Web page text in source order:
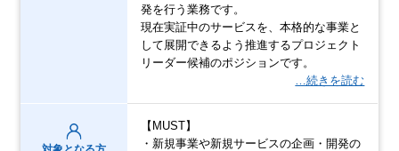
発を行う業務です。
現在実証中のサービスを、本格的な事業と
して展開できるよう推進するプロジェクト
リーダー候補のポジションです。
…続きを読む
【MUST】
・新規事業や新規サービスの企画・開発の